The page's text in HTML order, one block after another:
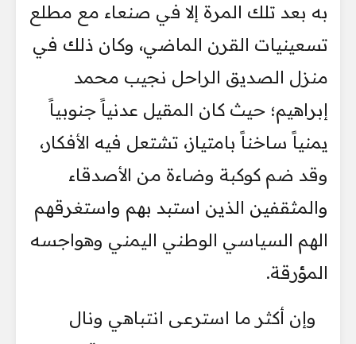
به بعد تلك المرة إلا في صنعاء مع مطلع
تسعينيات القرن الماضي، وكان ذلك في
منزل الصديق الراحل نجيب محمد
إبراهيم؛ حيث كان المقيل عدنياً جنوبياً
يمنياً ساخناً بامتياز، تشتعل فيه الأفكار،
وقد ضم كوكبة وضاءة من الأصدقاء
والمثقفين الذين استبد بهم واستغرقهم
الهم السياسي الوطني اليمني وهواجسه
المؤرقة.
وإن أكثر ما استرعى انتباهي ونال